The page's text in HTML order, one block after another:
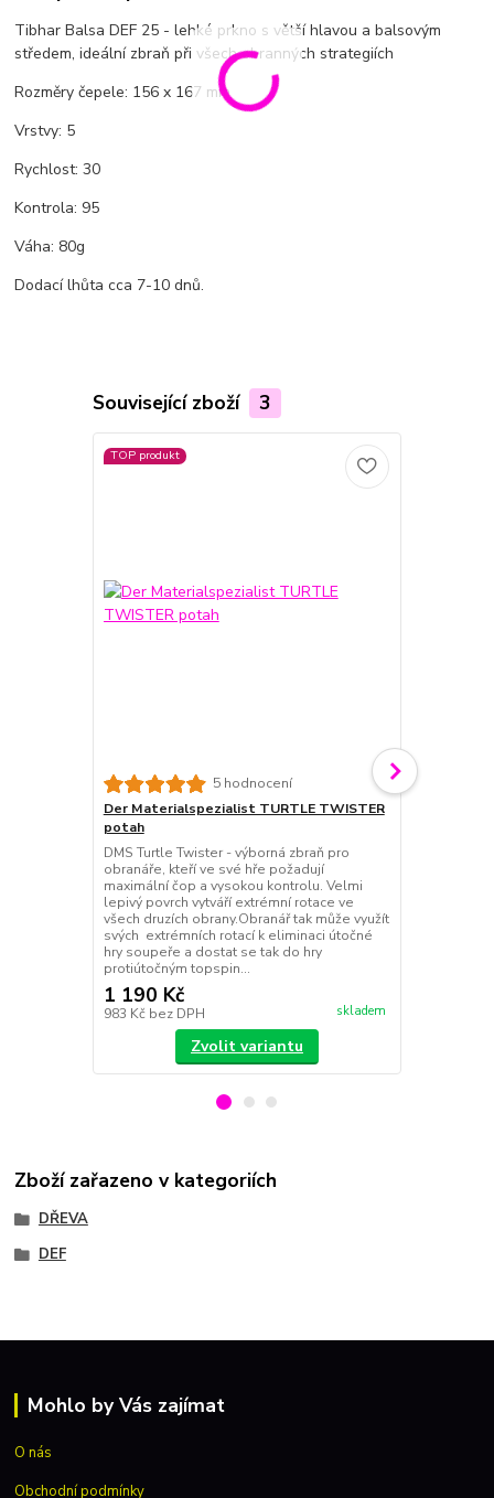
Tibhar Balsa DEF 25 - lehké prkno s větší hlavou a balsovým
středem, ideální zbraň při všech obranných strategiích
Rozměry čepele: 156 x 167 mm
Vrstvy: 5
Rychlost: 30
Kontrola: 95
Váha: 80g
Dodací lhůta cca 7-10 dnů.
Související zboží 3
TOP produkt
5 hodnocení
Der Materialspezialist TURTLE TWISTER
potah
DMS Turtle Twister - výborná zbraň pro
obranáře, kteří ve své hře požadují
maximální čop a vysokou kontrolu. Velmi
lepivý povrch vytváří extrémní rotace ve
všech druzích obrany.Obranář tak může využít
svých extrémních rotací k eliminaci útočné
hry soupeře a dostat se tak do hry
protiútočným topspin...
1 190 Kč
983 Kč bez DPH skladem
Zvolit variantu
Zboží zařazeno v kategoriích
DŘEVA
DEF
Mohlo by Vás zajímat
O nás
Obchodní podmínky